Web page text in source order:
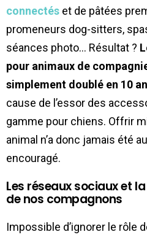
connectés et de pâtées
promeneurs dog-sitters,
séances photo… Résultat ?
pour animaux de
simplement doublé en 10
cause de l’essor des
gamme pour chiens. Offrir
animal n’a donc jamais été
encouragé.
Les réseaux sociaux et
de nos compagnons
Impossible d’ignorer le rôle